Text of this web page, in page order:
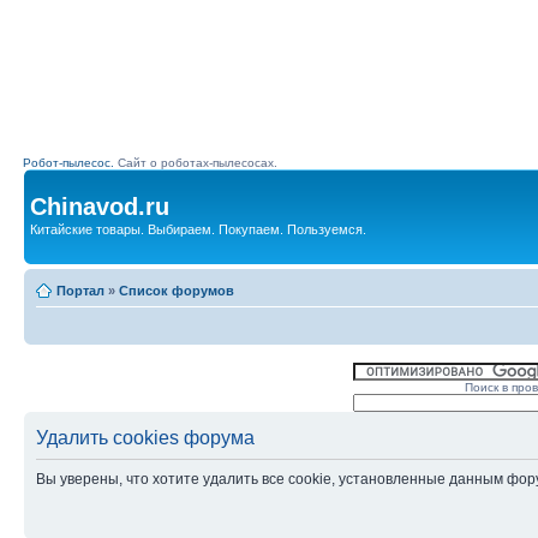
Робот-пылесос. Сайт о роботах-пылесосах.
Chinavod.ru
Китайские товары. Выбираем. Покупаем. Пользуемся.
Портал » Список форумов
Поиск в
Удалить cookies форума
Вы уверены, что хотите удалить все cookie, установленные данным